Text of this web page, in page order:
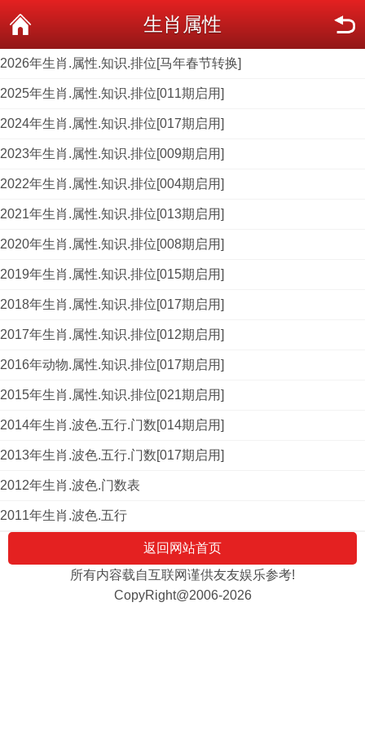
生肖属性
2026年生肖.属性.知识.排位[马年春节转换]
2025年生肖.属性.知识.排位[011期启用]
2024年生肖.属性.知识.排位[017期启用]
2023年生肖.属性.知识.排位[009期启用]
2022年生肖.属性.知识.排位[004期启用]
2021年生肖.属性.知识.排位[013期启用]
2020年生肖.属性.知识.排位[008期启用]
2019年生肖.属性.知识.排位[015期启用]
2018年生肖.属性.知识.排位[017期启用]
2017年生肖.属性.知识.排位[012期启用]
2016年动物.属性.知识.排位[017期启用]
2015年生肖.属性.知识.排位[021期启用]
2014年生肖.波色.五行.门数[014期启用]
2013年生肖.波色.五行.门数[017期启用]
2012年生肖.波色.门数表
2011年生肖.波色.五行
返回网站首页
所有内容载自互联网谨供友友娱乐参考!
CopyRight@2006-2026